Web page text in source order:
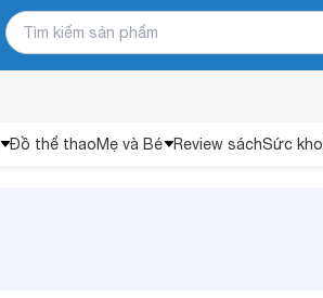
Đồ thể thaoMẹ và Bé Review sáchSức